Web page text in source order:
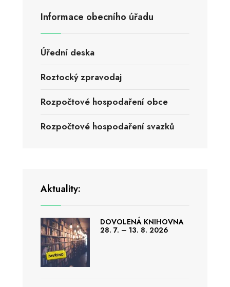
Informace obecního úřadu
Úřední deska
Roztocký zpravodaj
Rozpočtové hospodaření obce
Rozpočtové hospodaření svazků
Aktuality:
DOVOLENÁ KNIHOVNA
28. 7. – 13. 8. 2026